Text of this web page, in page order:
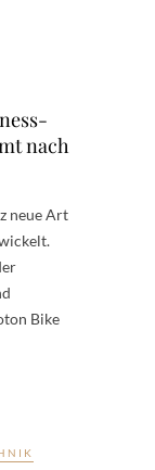
nach
neue Art
Bike